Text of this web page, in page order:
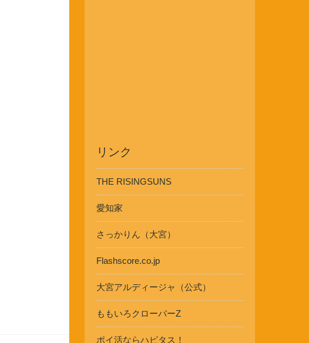
リンク
THE RISINGSUNS
愛知家
さっかりん（大宮）
Flashscore.co.jp
大宮アルディージャ（公式）
ももいろクローバーZ
ポイ活ならハピタス！